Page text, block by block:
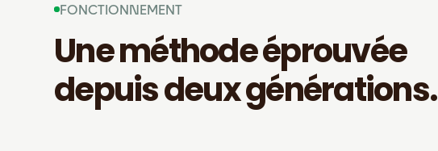
FONCTIONNEMENT
Une méthode éprouvée
depuis deux générations.